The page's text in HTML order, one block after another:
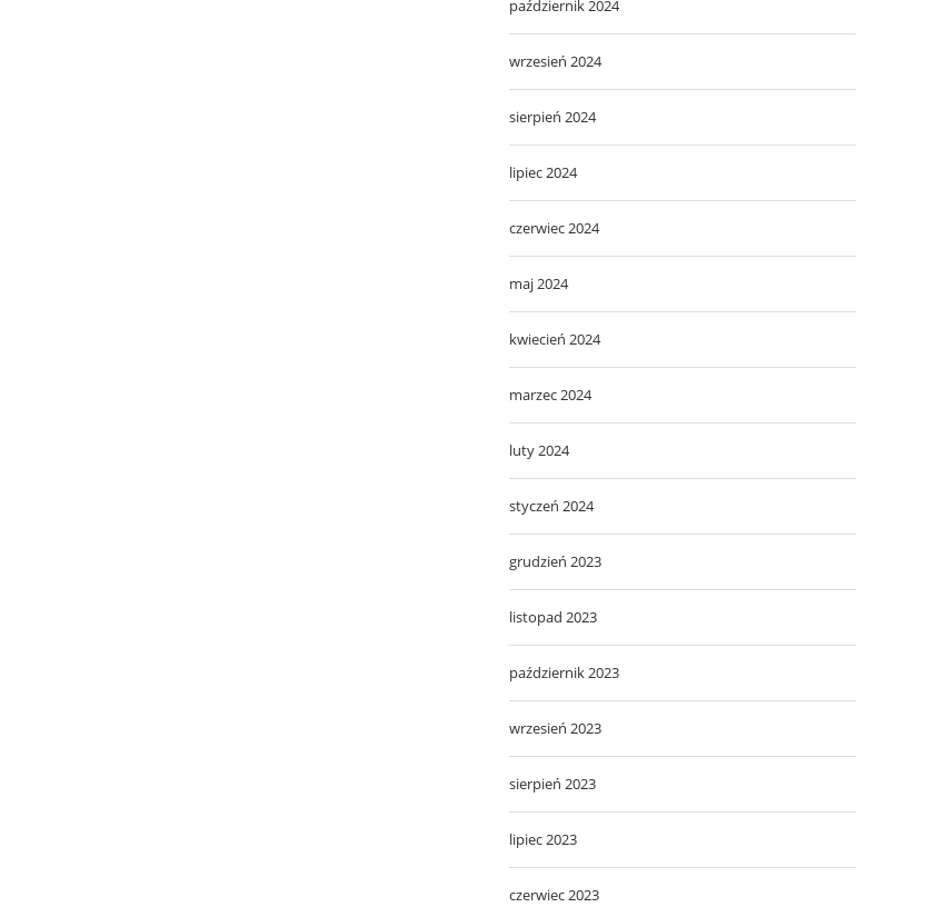
październik 2024
wrzesień 2024
sierpień 2024
lipiec 2024
czerwiec 2024
maj 2024
kwiecień 2024
marzec 2024
luty 2024
styczeń 2024
grudzień 2023
listopad 2023
październik 2023
wrzesień 2023
sierpień 2023
lipiec 2023
czerwiec 2023